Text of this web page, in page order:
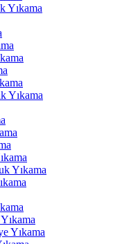
Yıkama
Yıkama
Yıkama
Yıkama